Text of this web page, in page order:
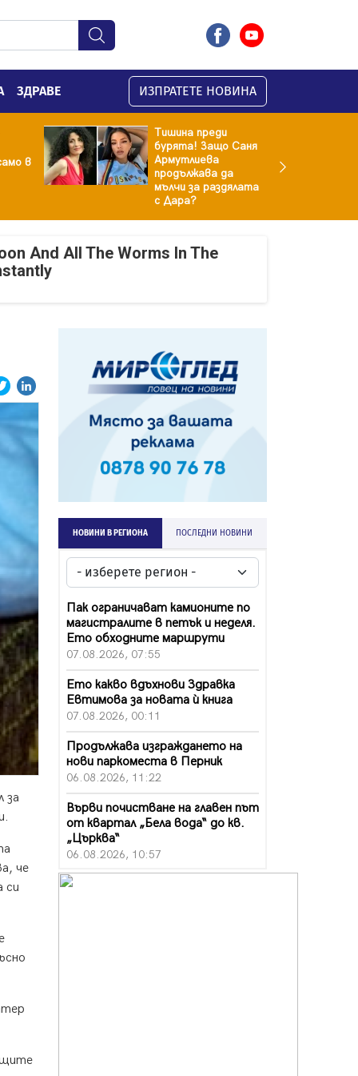
ЗДРАВЕ ИЗПРАТЕТЕ НОВИНА
в
Тишина преди
бурята! Защо Саня
Армутлиева
продължава да
мълчи за раздялата
с Дара?
And All The Worms In The
за
че
си
НОВИНИ В РЕГИОНА ПОСЛЕДНИ НОВИНИ
Пак ограничават камионите по
магистралите в петък и неделя.
Ето обходните маршрути
07.08.2026, 07:55
Ето какво вдъхнови Здравка
Евтимова за новата ѝ книга
07.08.2026, 00:11
Продължава изграждането на
нови паркоместа в Перник
06.08.2026, 11:22
Върви почистване на главен път
от квартал „Бела вода“ до кв.
„Църква“
06.08.2026, 10:57
Четири сигнала до пожарната в